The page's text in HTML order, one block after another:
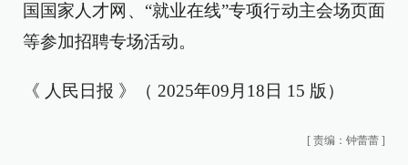
国国家人才网、“就业在线”专项行动主会场页面
等参加招聘专场活动。
《 人民日报 》（ 2025年09月18日 15 版）
[ 责编：钟蕾蕾 ]